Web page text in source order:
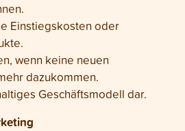
Einstiegskosten oder
wenn keine neuen
dazukommen.
Geschäftsmodell dar.